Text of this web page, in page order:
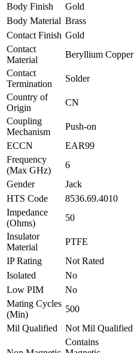
Body Finish
Gold
Body Material Brass
Contact Finish Gold
Contact
Material
Beryllium Copper
Contact
Termination
Solder
Country of
Origin
CN
Coupling
Mechanism
Push-on
ECCN
EAR99
Frequency
(Max GHz)
6
Gender
Jack
HTS Code
8536.69.4010
Impedance
(Ohms)
50
Insulator
Material
PTFE
IP Rating
Not Rated
Isolated
No
Low PIM
No
Mating Cycles
(Min)
500
Mil Qualified
Not Mil Qualified
Contains